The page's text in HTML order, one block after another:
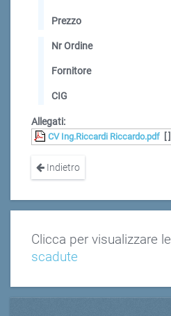
Prezzo
Nr Ordine
Fornitore
CIG
Allegati:
CV Ing.Riccardi Riccardo.pdf
Indietro
Clicca per visualizzare le
scadute